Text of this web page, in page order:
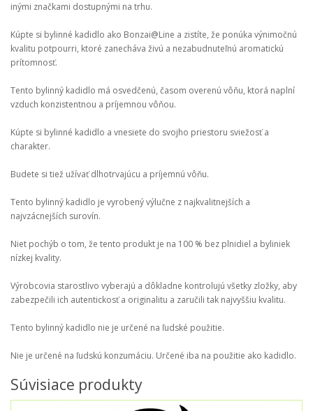
inými značkami dostupnými na trhu.
Kúpte si bylinné kadidlo ako Bonzai@Line a zistíte, že ponúka výnimočnú
kvalitu potpourri, ktoré zanecháva živú a nezabudnuteľnú aromatickú
prítomnosť.
Tento bylinný kadidlo má osvedčenú, časom overenú vôňu, ktorá naplní
vzduch konzistentnou a príjemnou vôňou.
Kúpte si bylinné kadidlo a vnesiete do svojho priestoru sviežosť a
charakter.
Budete si tiež užívať dlhotrvajúcu a príjemnú vôňu.
Tento bylinný kadidlo je vyrobený výlučne z najkvalitnejších a
najvzácnejších surovín.
Niet pochýb o tom, že tento produkt je na 100 % bez plnidiel a byliniek
nízkej kvality.
Výrobcovia starostlivo vyberajú a dôkladne kontrolujú všetky zložky, aby
zabezpečili ich autentickosť a originalitu a zaručili tak najvyššiu kvalitu.
Tento bylinný kadidlo nie je určené na ľudské použitie.
Nie je určené na ľudskú konzumáciu. Určené iba na použitie ako kadidlo.
Súvisiace produkty